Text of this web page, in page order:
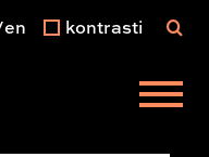
en kontrasti